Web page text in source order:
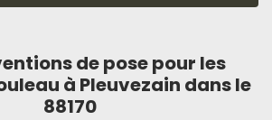
de pose pour les
à Pleuvezain dans le
88170